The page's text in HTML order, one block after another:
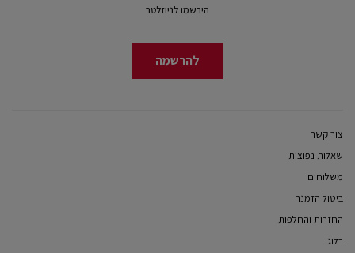
הירשמו לניוזלטר
להרשמה
צור קשר
שאלות נפוצות
משלוחים
ביטול הזמנה
החזרות והחלפות
בלוג